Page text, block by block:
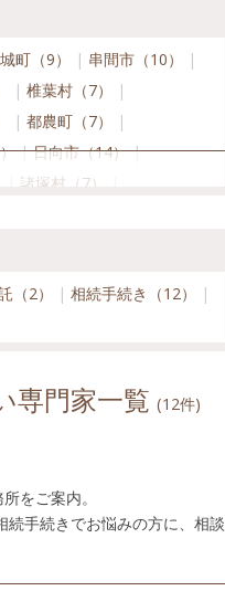
町（9）
串間市（10）
椎葉村（7）
都農町（7）
）
日向市（14）
諸塚村（7）
（2）
相続手続き（12）
専門家一覧 (12件)
をご案内。
続手続きでお悩みの方に、相談